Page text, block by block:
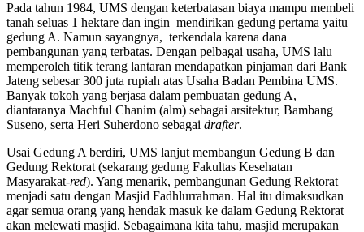
Pada tahun 1984, UMS dengan keterbatasan biaya mampu membeli
tanah seluas 1 hektare dan ingin mendirikan gedung pertama yaitu
gedung A. Namun sayangnya, terkendala karena dana
pembangunan yang terbatas. Dengan pelbagai usaha, UMS lalu
memperoleh titik terang lantaran mendapatkan pinjaman dari Bank
Jateng sebesar 300 juta rupiah atas Usaha Badan Pembina UMS.
Banyak tokoh yang berjasa dalam pembuatan gedung A,
diantaranya Machful Chanim (alm) sebagai arsitektur, Bambang
Suseno, serta Heri Suherdono sebagai drafter.
Usai Gedung A berdiri, UMS lanjut membangun Gedung B dan
Gedung Rektorat (sekarang gedung Fakultas Kesehatan
Masyarakat-red). Yang menarik, pembangunan Gedung Rektorat
menjadi satu dengan Masjid Fadhlurrahman. Hal itu dimaksudkan
agar semua orang yang hendak masuk ke dalam Gedung Rektorat
akan melewati masjid. Sebagaimana kita tahu, masjid merupakan